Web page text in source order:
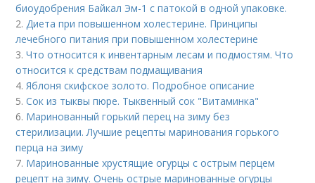
биоудобрения Байкал Эм-1 с патокой в одной упаковке.
2.Диета при повышенном холестерине. Принципы
лечебного питания при повышенном холестерине
3.Что относится к инвентарным лесам и подмостям. Что
относится к средствам подмащивания
4.Яблоня скифское золото. Подробное описание
5.Сок из тыквы пюре. Тыквенный сок "Витаминка"
6. Маринованный горький перец на зиму без
стерилизации. Лучшие рецепты маринования горького
перца на зиму
7. Маринованные хрустящие огурцы с острым перцем
рецепт на зиму. Очень острые маринованные огурцы